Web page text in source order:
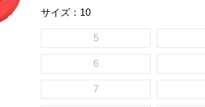
サイズ： 10
5
6
7